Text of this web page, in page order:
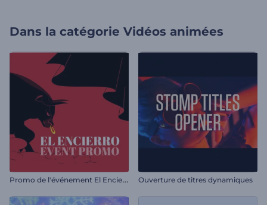
Dans la catégorie Vidéos animées
P
romo de l'événement El Encierro Ouverture de titres dynamiques